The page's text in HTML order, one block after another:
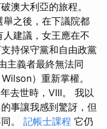
澳大利亞的旅程。
舉之後，在下議院都
人建議，女王應在不
持保守黨和自由政黨
主義者最終無法同
Wilson）重新掌權。
去世時，VIII。 我以
事讓我感到驚訝，但
。 記帳士課程 它仍